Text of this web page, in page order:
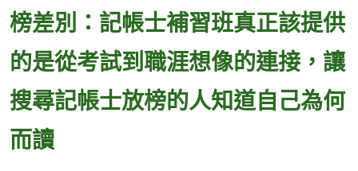
榜差別：記帳士補習班真正該提供
的是從考試到職涯想像的連接，讓
搜尋記帳士放榜的人知道自己為何
而讀